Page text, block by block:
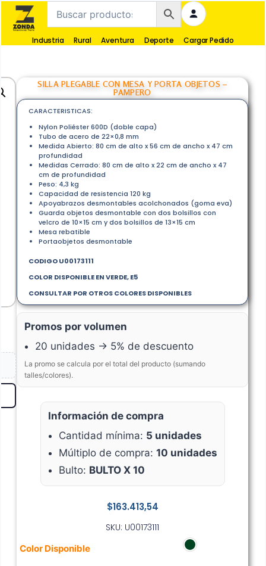
Industria Rural Aventura Deporte Cargar Pedido
SILLA PLEGABLE CON MESA Y PORTA OBJETOS –
PAMPERO
$163.413,54
CARACTERISTICAS:
Nylon Poliéster 600D (doble capa)
Tubo de acero de 22×0,8 mm
Medida Abierto: 80 cm de alto x 56 cm de ancho x 47 cm
profundidad
Medidas Cerrado: 80 cm de alto x 22 cm de ancho x 47
cm de profundidad
Peso: 4,3 kg
Capacidad de resistencia 120 kg
Apoyabrazos desmontables acolchonados (goma eva)
Guarda objetos desmontable con dos bolsillos con
velcro de 10×15 cm y dos bolsillos de 13×15 cm
Mesa rebatible
Portaobjetos desmontable
CODIGO U00173111
COLOR DISPONIBLE EN VERDE, E5
CONSULTAR POR OTROS COLORES DISPONIBLES
SKU: U00173111
Color Disponible
Promos por volumen
20 unidades → 5% de descuento
La promo se calcula por el total del producto (sumando
talles/colores).
Información de compra
Cantidad mínima: 5 unidades
Múltiplo de compra: 10 unidades
Bulto: BULTO X 10